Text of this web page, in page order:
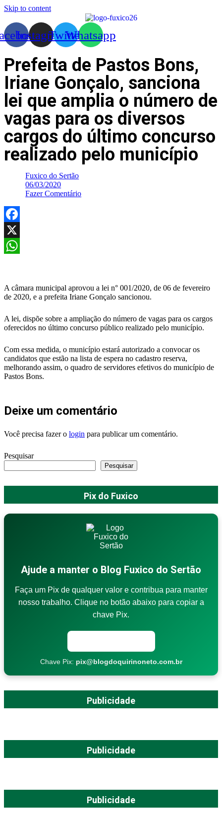
Skip to content
InstagramTwitterWhatsapp
Prefeita de Pastos Bons,
Iriane Gonçalo, sanciona
lei que amplia o número de
vagas para os diversos
cargos do último concurso
realizado pelo município
Fuxico do Sertão
06/03/2020
Fazer Comentário
Facebook
X
A câmara municipal aprovou a lei n° 001/2020, de 06 de fevereiro
de 2020, e a prefeita Iriane Gonçalo sancionou.
A lei, dispõe sobre a ampliação do número de vagas para os cargos
oferecidos no último concurso público realizado pelo município.
Com essa medida, o município estará autorizado a convocar os
candidatos que estão na lista de espera no cadastro reserva,
melhorando assim, o quadro de servidores efetivos do município de
Pastos Bons.
Deixe um comentário
Você precisa fazer o login para publicar um comentário.
Pesquisar
Pesquisar
Pix do Fuxico
Ajude a manter o Blog Fuxico do Sertão
Faça um Pix de qualquer valor e contribua para manter
nosso trabalho. Clique no botão abaixo para copiar a
chave Pix.
Chave Pix: pix@blogdoquirinoneto.com.br
Publicidade
Publicidade
Publicidade